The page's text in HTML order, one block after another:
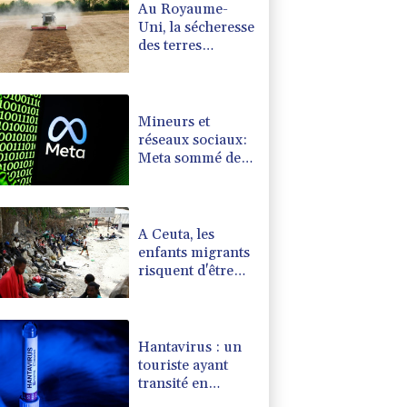
Au Royaume-
Uni, la sécheresse
des terres
Mineurs et
réseaux sociaux:
Meta sommé de
Nouveau-
Mexique
A Ceuta, les
enfants migrants
risquent d'être
avertissent des
ONG
Hantavirus : un
touriste ayant
transité en